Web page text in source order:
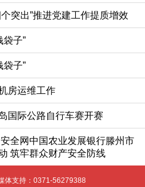
突出”推进党建工作提质增效
袋子”
袋子”
房运维工作
国际公路自行车赛开赛
全网中国农业发展银行滕州市
筑牢群众财产安全防线
体支持： 0371-56279388